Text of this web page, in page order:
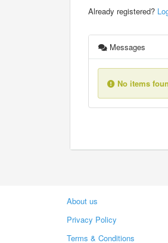
Already registered?
Messages
No items
About us
Privacy Policy
Terms & Conditions